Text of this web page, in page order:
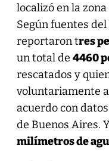
localizó en la zona
Según fuentes
reportaron tres
un total de 4460
rescatados y
voluntariamente
acuerdo con
de Buenos Aires.
milímetros de